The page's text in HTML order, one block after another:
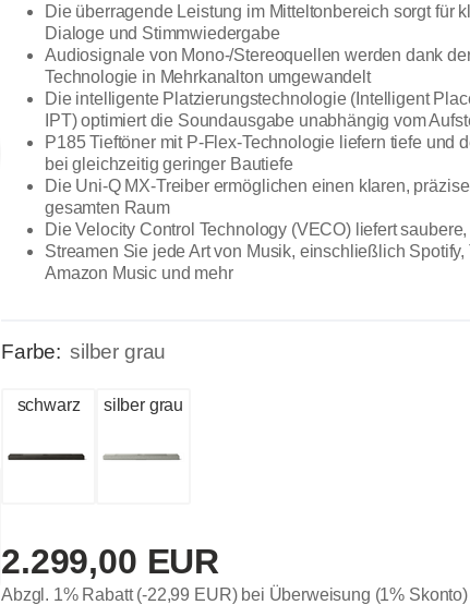
Die überragende Leistung im Mitteltonbereich sorgt für
Dialoge und Stimmwiedergabe
Audiosignale von Mono-/Stereoquellen werden dank
Technologie in Mehrkanalton umgewandelt
Die intelligente Platzierungstechnologie (Intelligent
IPT) optimiert die Soundausgabe unabhängig vom
P185 Tieftöner mit P-Flex-Technologie liefern tiefe und
bei gleichzeitig geringer Bautiefe
Die Uni-Q MX-Treiber ermöglichen einen klaren,
gesamten Raum
Die Velocity Control Technology (VECO) liefert
Streamen Sie jede Art von Musik, einschließlich Spotify,
Amazon Music und mehr
Farbe: silber grau
schwarz silber grau
2.299,00 EUR
Abzgl. 1% Rabatt (-22,99 EUR) bei Überweisung (1%